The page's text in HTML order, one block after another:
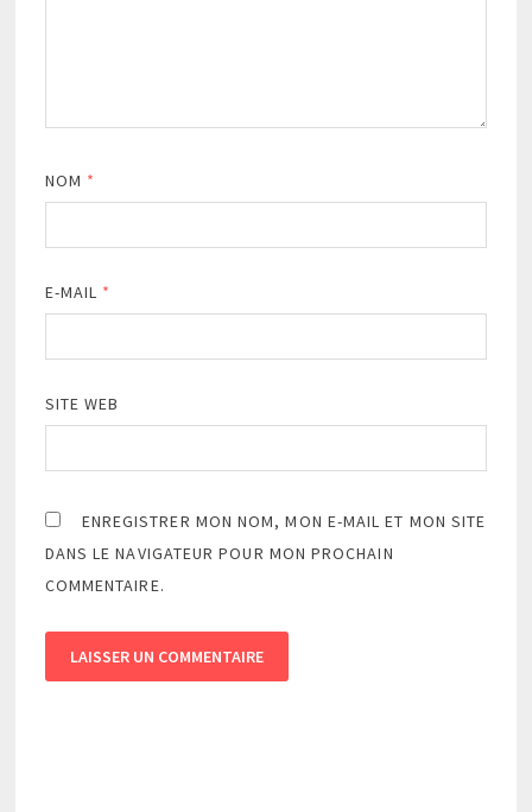
NOM *
E-MAIL *
SITE WEB
ENREGISTRER MON NOM, MON E-MAIL ET MON SITE
DANS LE NAVIGATEUR POUR MON PROCHAIN
COMMENTAIRE.